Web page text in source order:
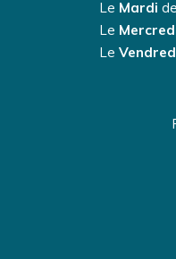
Le Mardi de
Le
Le